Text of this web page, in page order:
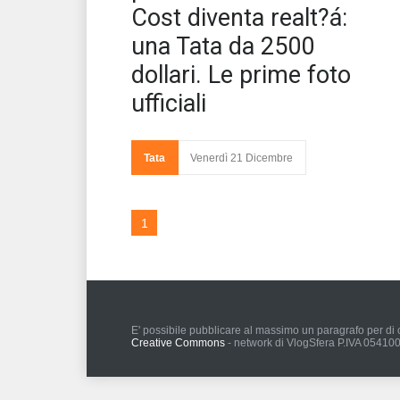
Cost diventa realt?á:
una Tata da 2500
dollari. Le prime foto
ufficiali
Tata Venerdì 21 Dicembre
1
E' possibile pubblicare al massimo un paragrafo per
Creative Commons - network di VlogSfera P.IVA